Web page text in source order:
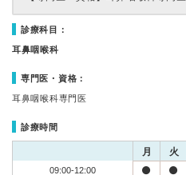
診療科目：
耳鼻咽喉科
専門医・資格：
耳鼻咽喉科専門医
診療時間
月 火
09:00-12:00